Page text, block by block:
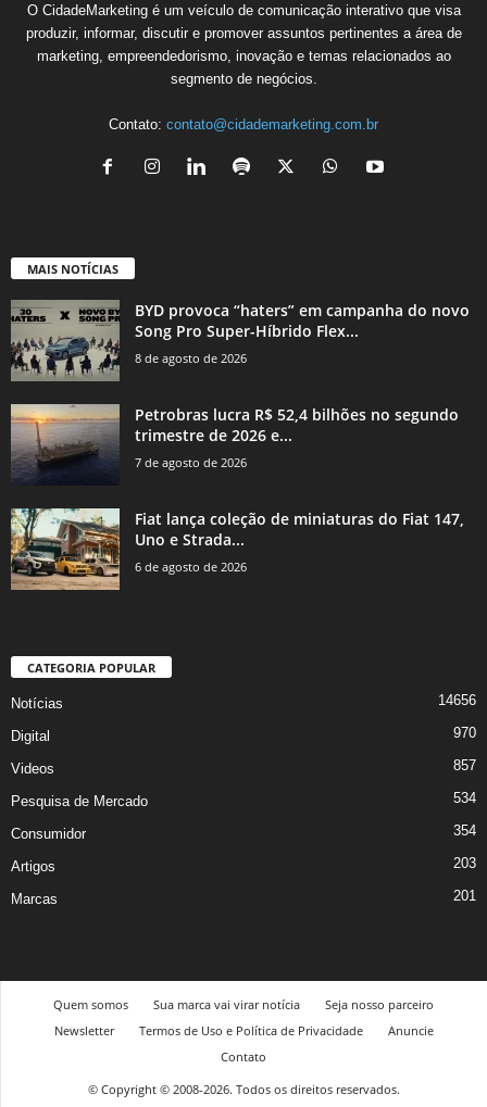
O CidadeMarketing é um veículo de comunicação interativo que visa
produzir, informar, discutir e promover assuntos pertinentes a área de
marketing, empreendedorismo, inovação e temas relacionados ao
segmento de negócios.
Contato: contato@cidademarketing.com.br
MAIS NOTÍCIAS
BYD provoca “haters” em campanha do novo
Song Pro Super-Híbrido Flex...
8 de agosto de 2026
Petrobras lucra R$ 52,4 bilhões no segundo
trimestre de 2026 e...
7 de agosto de 2026
Fiat lança coleção de miniaturas do Fiat 147,
Uno e Strada...
6 de agosto de 2026
CATEGORIA POPULAR
Notícias 14656
Digital 970
Videos 857
Pesquisa de Mercado 534
Consumidor 354
Artigos 203
Marcas 201
Quem somos Sua marca vai virar notícia
Seja nosso parceiro
Newsletter
Termos de Uso e Política de Privacidade
Anuncie
Contato
© Copyright © 2008-2026. Todos os direitos reservados.